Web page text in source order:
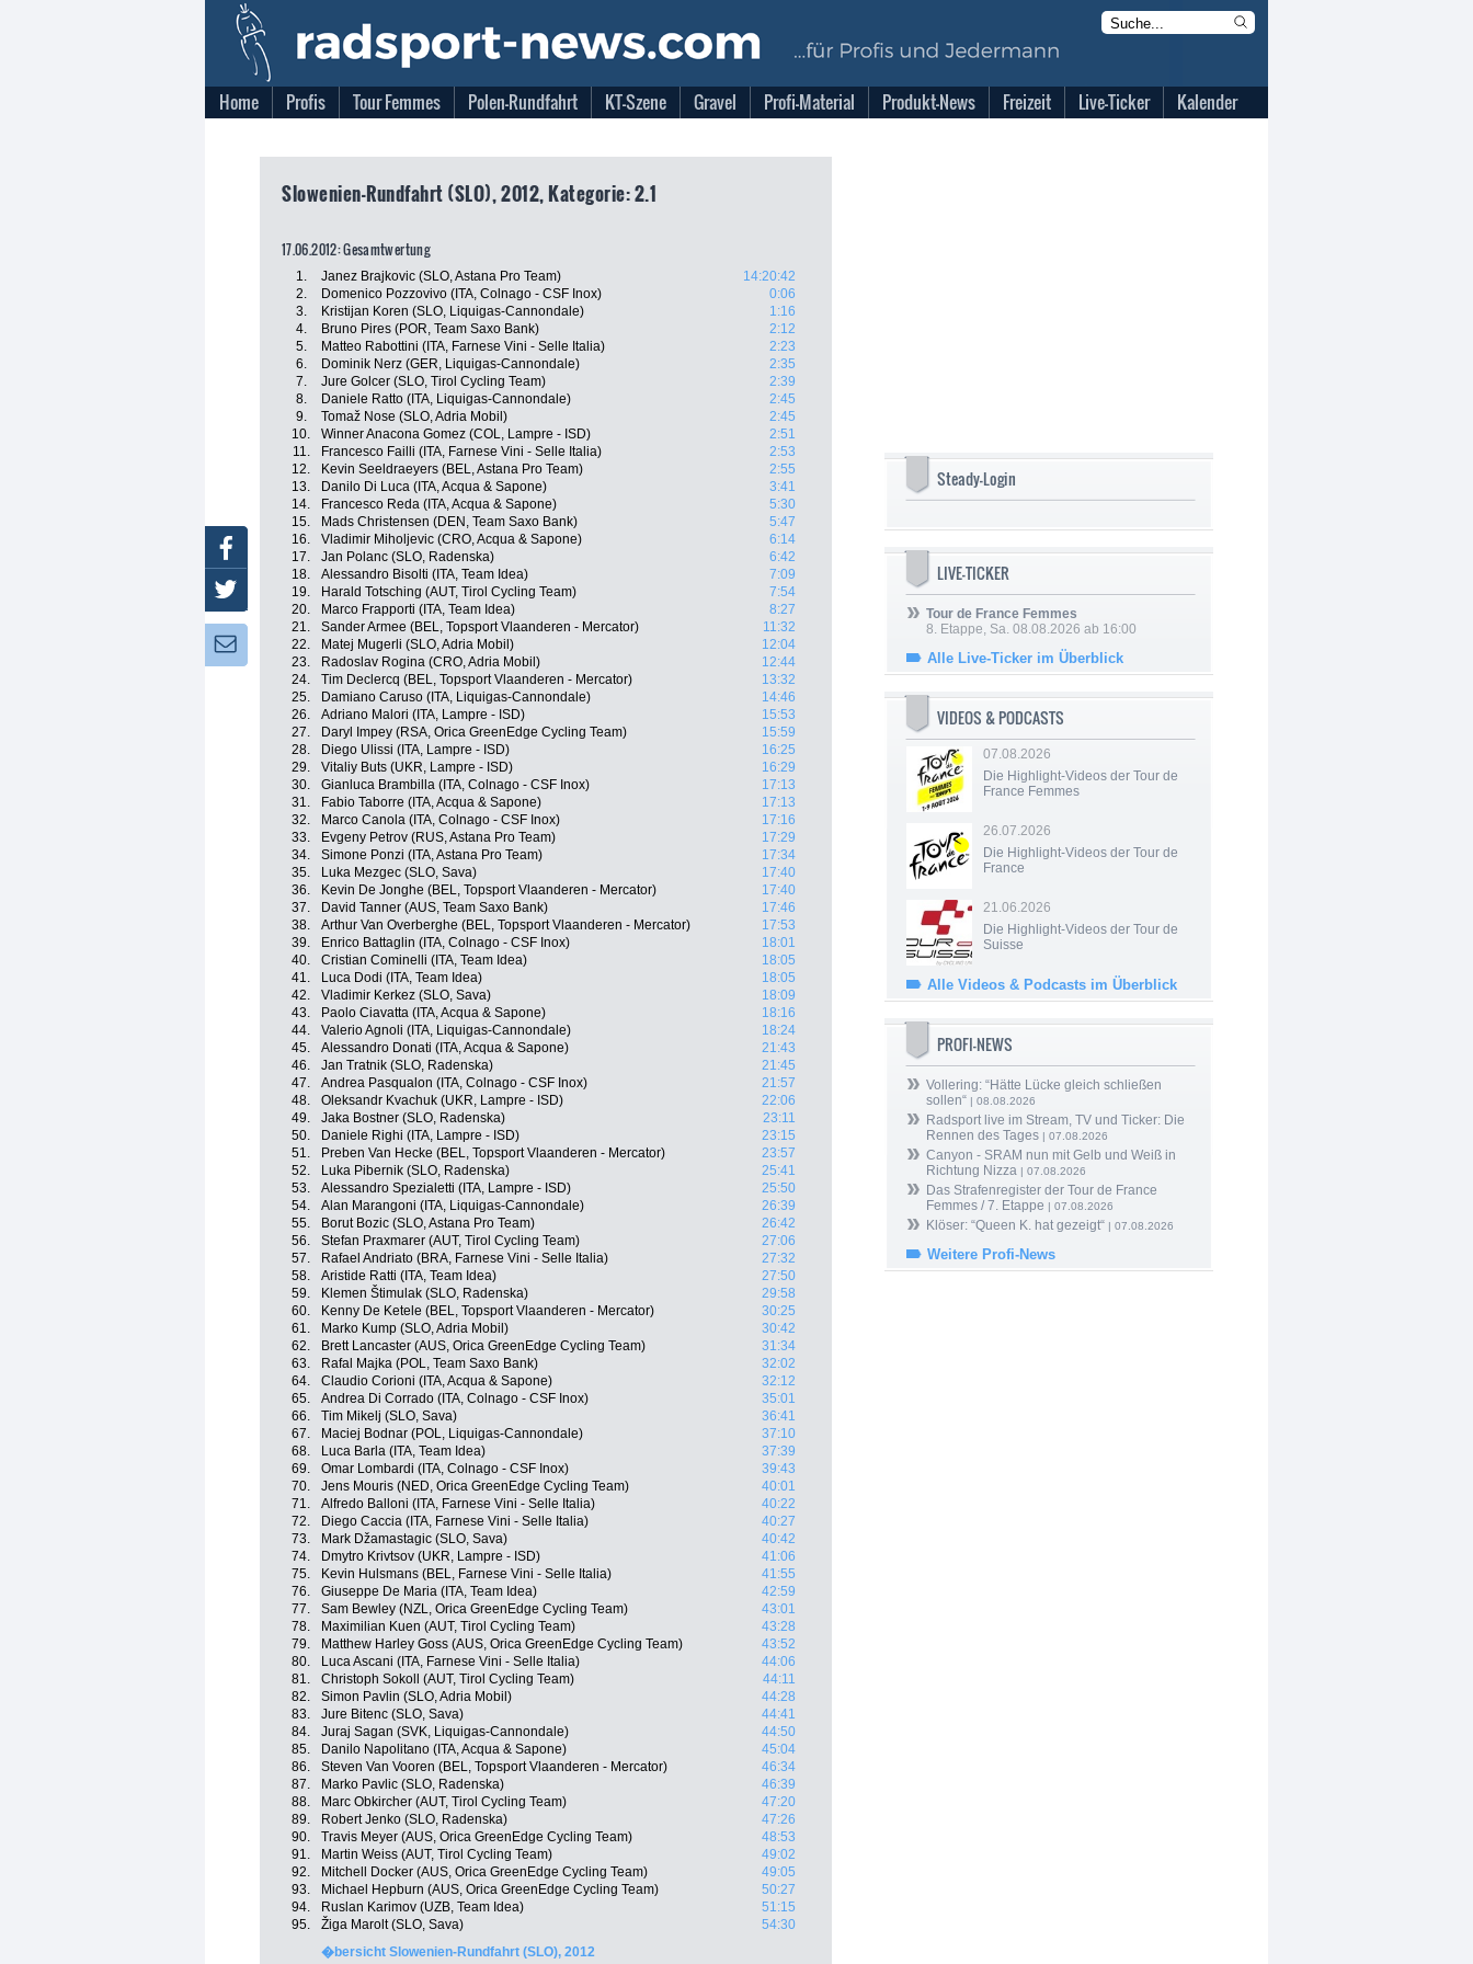
Home Profis Tour Femmes Polen-Rundfahrt KT-Szene Gravel Profi-Material Produkt-News Freizeit Live-Ticker Kalender
Slowenien-Rundfahrt (SLO), 2012, Kategorie: 2.1
17.06.2012: Gesamtwertung
1. Janez Brajkovic (SLO, Astana Pro Team)
14:20:42
2.
Domenico Pozzovivo (ITA, Colnago - CSF Inox)
0:06
3.
Kristijan Koren (SLO, Liquigas-Cannondale)
1:16
4.
Bruno Pires (POR, Team Saxo Bank)
2:12
5.
Matteo Rabottini (ITA, Farnese Vini - Selle Italia)
2:23
6.
Dominik Nerz (GER, Liquigas-Cannondale)
2:35
7.
Jure Golcer (SLO, Tirol Cycling Team)
2:39
8.
Daniele Ratto (ITA, Liquigas-Cannondale)
2:45
9.
Tomaž Nose (SLO, Adria Mobil)
2:45
10.
Winner Anacona Gomez (COL, Lampre - ISD)
2:51
11.
Francesco Failli (ITA, Farnese Vini - Selle Italia)
2:53
12.
Kevin Seeldraeyers (BEL, Astana Pro Team)
2:55
13.
Danilo Di Luca (ITA, Acqua & Sapone)
3:41
14.
Francesco Reda (ITA, Acqua & Sapone)
5:30
15.
Mads Christensen (DEN, Team Saxo Bank)
5:47
16.
Vladimir Miholjevic (CRO, Acqua & Sapone)
6:14
17.
Jan Polanc (SLO, Radenska)
6:42
18.
Alessandro Bisolti (ITA, Team Idea)
7:09
19.
Harald Totsching (AUT, Tirol Cycling Team)
7:54
20.
Marco Frapporti (ITA, Team Idea)
8:27
21.
Sander Armee (BEL, Topsport Vlaanderen - Mercator)
11:32
22.
Matej Mugerli (SLO, Adria Mobil)
12:04
23.
Radoslav Rogina (CRO, Adria Mobil)
12:44
24.
Tim Declercq (BEL, Topsport Vlaanderen - Mercator)
13:32
25.
Damiano Caruso (ITA, Liquigas-Cannondale)
14:46
26.
Adriano Malori (ITA, Lampre - ISD)
15:53
27.
Daryl Impey (RSA, Orica GreenEdge Cycling Team)
15:59
28.
Diego Ulissi (ITA, Lampre - ISD)
16:25
29.
Vitaliy Buts (UKR, Lampre - ISD)
16:29
30.
Gianluca Brambilla (ITA, Colnago - CSF Inox)
17:13
31.
Fabio Taborre (ITA, Acqua & Sapone)
17:13
32.
Marco Canola (ITA, Colnago - CSF Inox)
17:16
33.
Evgeny Petrov (RUS, Astana Pro Team)
17:29
34.
Simone Ponzi (ITA, Astana Pro Team)
17:34
35.
Luka Mezgec (SLO, Sava)
17:40
36.
Kevin De Jonghe (BEL, Topsport Vlaanderen - Mercator)
17:40
37.
David Tanner (AUS, Team Saxo Bank)
17:46
38.
Arthur Van Overberghe (BEL, Topsport Vlaanderen - Mercator)
17:53
39.
Enrico Battaglin (ITA, Colnago - CSF Inox)
18:01
40.
Cristian Cominelli (ITA, Team Idea)
18:05
41.
Luca Dodi (ITA, Team Idea)
18:05
42.
Vladimir Kerkez (SLO, Sava)
18:09
43.
Paolo Ciavatta (ITA, Acqua & Sapone)
18:16
44.
Valerio Agnoli (ITA, Liquigas-Cannondale)
18:24
45.
Alessandro Donati (ITA, Acqua & Sapone)
21:43
46.
Jan Tratnik (SLO, Radenska)
21:45
47.
Andrea Pasqualon (ITA, Colnago - CSF Inox)
21:57
48.
Oleksandr Kvachuk (UKR, Lampre - ISD)
22:06
49.
Jaka Bostner (SLO, Radenska)
23:11
50.
Daniele Righi (ITA, Lampre - ISD)
23:15
51.
Preben Van Hecke (BEL, Topsport Vlaanderen - Mercator)
23:57
52.
Luka Pibernik (SLO, Radenska)
25:41
53.
Alessandro Spezialetti (ITA, Lampre - ISD)
25:50
54.
Alan Marangoni (ITA, Liquigas-Cannondale)
26:39
55.
Borut Bozic (SLO, Astana Pro Team)
26:42
56.
Stefan Praxmarer (AUT, Tirol Cycling Team)
27:06
57.
Rafael Andriato (BRA, Farnese Vini - Selle Italia)
27:32
58.
Aristide Ratti (ITA, Team Idea)
27:50
59.
Klemen Štimulak (SLO, Radenska)
29:58
60.
Kenny De Ketele (BEL, Topsport Vlaanderen - Mercator)
30:25
61.
Marko Kump (SLO, Adria Mobil)
30:42
62.
Brett Lancaster (AUS, Orica GreenEdge Cycling Team)
31:34
63.
Rafal Majka (POL, Team Saxo Bank)
32:02
64.
Claudio Corioni (ITA, Acqua & Sapone)
32:12
65.
Andrea Di Corrado (ITA, Colnago - CSF Inox)
35:01
66.
Tim Mikelj (SLO, Sava)
36:41
67.
Maciej Bodnar (POL, Liquigas-Cannondale)
37:10
68.
Luca Barla (ITA, Team Idea)
37:39
69.
Omar Lombardi (ITA, Colnago - CSF Inox)
39:43
70.
Jens Mouris (NED, Orica GreenEdge Cycling Team)
40:01
71.
Alfredo Balloni (ITA, Farnese Vini - Selle Italia)
40:22
72.
Diego Caccia (ITA, Farnese Vini - Selle Italia)
40:27
73.
Mark Džamastagic (SLO, Sava)
40:42
74.
Dmytro Krivtsov (UKR, Lampre - ISD)
41:06
75.
Kevin Hulsmans (BEL, Farnese Vini - Selle Italia)
41:55
76.
Giuseppe De Maria (ITA, Team Idea)
42:59
77.
Sam Bewley (NZL, Orica GreenEdge Cycling Team)
43:01
78.
Maximilian Kuen (AUT, Tirol Cycling Team)
43:28
79.
Matthew Harley Goss (AUS, Orica GreenEdge Cycling Team)
43:52
80.
Luca Ascani (ITA, Farnese Vini - Selle Italia)
44:06
81.
Christoph Sokoll (AUT, Tirol Cycling Team)
44:11
82.
Simon Pavlin (SLO, Adria Mobil)
44:28
83.
Jure Bitenc (SLO, Sava)
44:41
84.
Juraj Sagan (SVK, Liquigas-Cannondale)
44:50
85.
Danilo Napolitano (ITA, Acqua & Sapone)
45:04
86.
Steven Van Vooren (BEL, Topsport Vlaanderen - Mercator)
46:34
87.
Marko Pavlic (SLO, Radenska)
46:39
88.
Marc Obkircher (AUT, Tirol Cycling Team)
47:20
89.
Robert Jenko (SLO, Radenska)
47:26
90.
Travis Meyer (AUS, Orica GreenEdge Cycling Team)
48:53
91.
Martin Weiss (AUT, Tirol Cycling Team)
49:02
92.
Mitchell Docker (AUS, Orica GreenEdge Cycling Team)
49:05
93.
Michael Hepburn (AUS, Orica GreenEdge Cycling Team)
50:27
94.
Ruslan Karimov (UZB, Team Idea)
51:15
95.
Žiga Marolt (SLO, Sava)
54:30
�bersicht Slowenien-Rundfahrt (SLO), 2012
Steady-Login
LIVE-TICKER
Tour de France Femmes
8. Etappe, Sa. 08.08.2026 ab 16:00
Alle Live-Ticker im Überblick
VIDEOS & PODCASTS
07.08.2026
Die Highlight-Videos der Tour de
France Femmes
26.07.2026
Die Highlight-Videos der Tour de
France
21.06.2026
Die Highlight-Videos der Tour de
Suisse
Alle Videos & Podcasts im Überblick
PROFI-NEWS
Vollering: “Hätte Lücke gleich schließen
sollen“ | 08.08.2026
Radsport live im Stream, TV und Ticker: Die
Rennen des Tages | 07.08.2026
Canyon - SRAM nun mit Gelb und Weiß in
Richtung Nizza | 07.08.2026
Das Strafenregister der Tour de France
Femmes / 7. Etappe | 07.08.2026
Klöser: “Queen K. hat gezeigt“ | 07.08.2026
Weitere Profi-News
Facebook
Twitter
Newsletter: